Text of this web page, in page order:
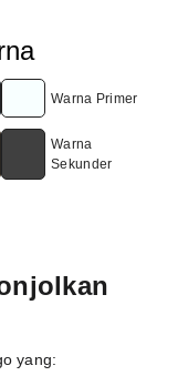
Warna Primer
Warna
Sekunder
yang: